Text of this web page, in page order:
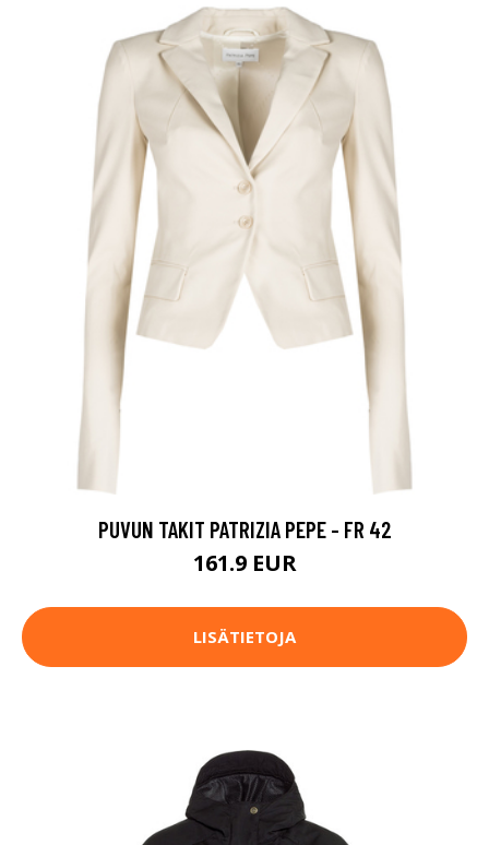
PUVUN TAKIT PATRIZIA PEPE - FR 42
161.9 EUR
LISÄTIETOJA